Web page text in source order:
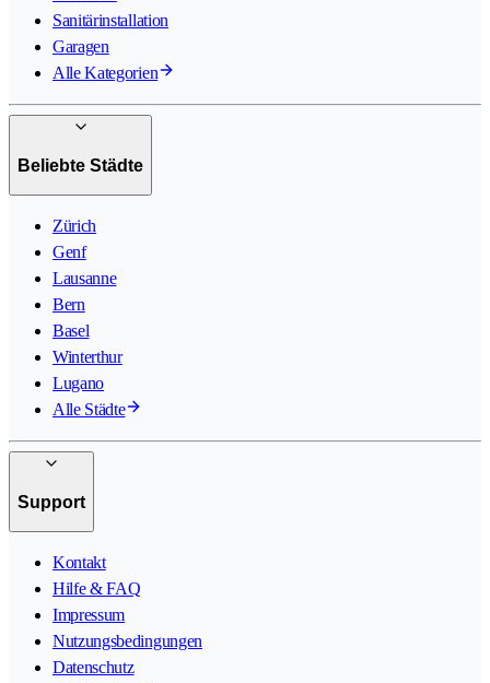
Sanitärinstallation
Garagen
Alle Kategorien
Beliebte Städte
Zürich
Genf
Lausanne
Bern
Basel
Winterthur
Lugano
Alle Städte
Support
Kontakt
Hilfe & FAQ
Impressum
Nutzungsbedingungen
Datenschutz